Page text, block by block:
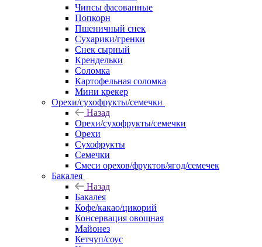
Чипсы фасованные
Попкорн
Пшеничный снек
Сухарики/гренки
Снек сырный
Крендельки
Соломка
Картофельная соломка
Мини крекер
Орехи/сухофрукты/семечки
Назад
Орехи/сухофрукты/семечки
Орехи
Сухофрукты
Семечки
Смеси орехов/фруктов/ягод/семечек
Бакалея
Назад
Бакалея
Кофе/какао/цикорий
Консервация овощная
Майонез
Кетчуп/соус